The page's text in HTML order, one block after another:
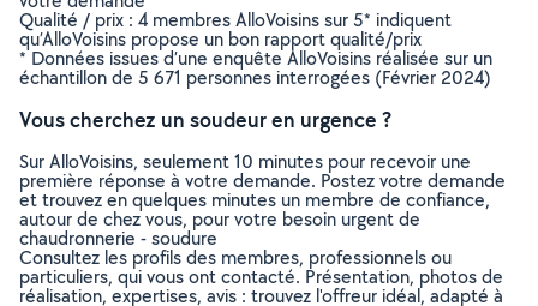
Qualité / prix : 4 membres AlloVoisins sur 5* indiquent
qu’AlloVoisins propose un bon rapport qualité/prix
* Données issues d’une enquête AlloVoisins réalisée sur un
échantillon de 5 671 personnes interrogées (Février 2024)
Vous cherchez un soudeur en urgence ?
Sur AlloVoisins, seulement 10 minutes pour recevoir une
première réponse à votre demande. Postez votre demande
et trouvez en quelques minutes un membre de confiance,
autour de chez vous, pour votre besoin urgent de
chaudronnerie - soudure
Consultez les profils des membres, professionnels ou
particuliers, qui vous ont contacté. Présentation, photos de
réalisation, expertises, avis : trouvez l'offreur idéal, adapté à